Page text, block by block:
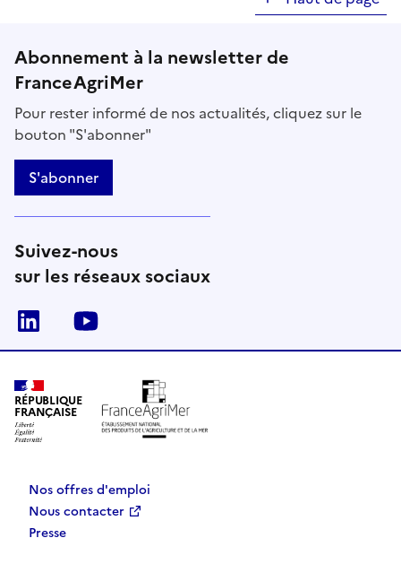
Abonnement à la newsletter de
FranceAgriMer
Pour rester informé de nos actualités, cliquez sur le
bouton "S'abonner"
S'abonner
Suivez-nous
sur les réseaux sociaux
Linkedin
RÉPUBLIQUE
FRANÇAISE
Nos offres d'emploi
Nous contacter
Presse